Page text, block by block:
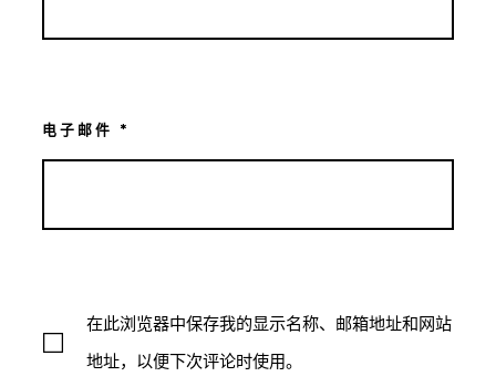
电子邮件 *
在此浏览器中保存我的显示名称、邮箱地址和网站
地址，以便下次评论时使用。